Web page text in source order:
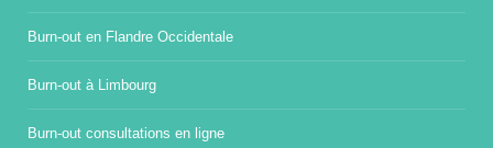
Burn-out en Flandre Occidentale
Burn-out à Limbourg
Burn-out consultations en ligne